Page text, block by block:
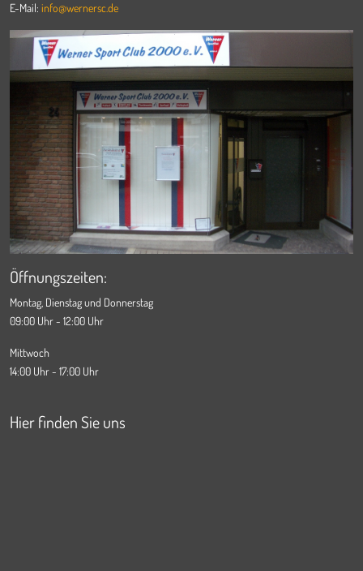
E-Mail: info@wernersc.de
Öffnungszeiten:
Montag, Dienstag und Donnerstag
09:00 Uhr - 12:00 Uhr
Mittwoch
14:00 Uhr - 17:00 Uhr
Hier finden Sie uns